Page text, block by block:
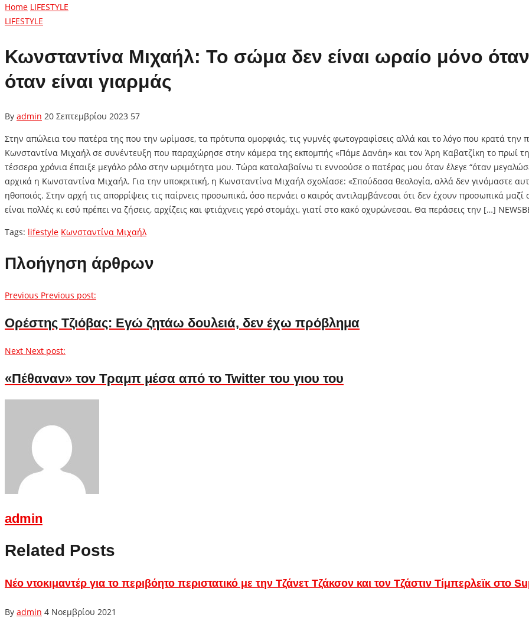
Home LIFESTYLE
LIFESTYLE
Κωνσταντίνα Μιχαήλ: Το σώμα δεν είναι ωραίο μόνο όταν
όταν είναι γιαρμάς
By admin 20 Σεπτεμβρίου 2023 57
Στην απώλεια του πατέρα της που την ωρίμασε, τα πρότυπα ομορφιάς, τις γυμνές φωτογραφίσεις αλλά και το λόγο που κρατά
Κωνσταντίνα Μιχαήλ σε συνέντευξη που παραχώρησε στην κάμερα της εκπομπής «Πάμε Δανάη» και τον Άρη Καβατζίκη το πρωί
τέσσερα χρόνια έπαιξε μεγάλο ρόλο στην ωριμότητα μου. Τώρα καταλαβαίνω τι εννοούσε ο πατέρας μου όταν έλεγε “όταν
αρχικά η Κωνσταντίνα Μιχαήλ. Για την υποκριτική, η Κωνσταντίνα Μιχαήλ σχολίασε: «Σπούδασα θεολογία, αλλά δεν γινόμαστε
ηθοποιός. Στην αρχή τις απορρίψεις τις παίρνεις προσωπικά, όσο περνάει ο καιρός αντιλαμβάνεσαι ότι δεν έχουν προσωπικά
είναι πολλές κι εσύ πρέπει να ζήσεις, αρχίζεις και φτιάχνεις γερό στομάχι, γιατί στο κακό οχυρώνεσαι. Θα περάσεις την […]
Tags: lifestyle Κωνσταντίνα Μιχαήλ
Πλοήγηση άρθρων
Previous Previous post:
Ορέστης Τζιόβας: Εγώ ζητάω δουλειά, δεν έχω πρόβλημα
Next Next post:
«Πέθαναν» τον Τραμπ μέσα από το Twitter του γιου του
admin
Related Posts
Νέο ντοκιμαντέρ για το περιβόητο περιστατικό με την Τζάνετ Τζάκσον και τον Τζάστιν Τίμπερλεϊκ στο
By admin 4 Νοεμβρίου 2021